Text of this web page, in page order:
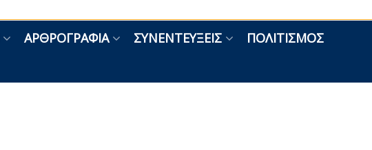
ΑΡΘΡΟΓΡΑΦΊΑ ΣΥΝΕΝΤΕΎΞΕΙΣ
ΠΟΛΙΤΙΣΜΌΣ